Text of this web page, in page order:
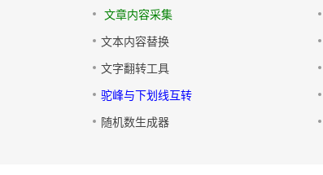
文章内容采集
文本内容替换
文字翻转工具
驼峰与下划线互转
随机数生成器